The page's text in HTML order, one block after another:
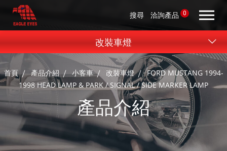
搜尋 洽詢產品 0
首頁 產品介紹 小客車 改裝車燈
FORD MUSTANG 1994-
1998 HEAD LAMP & PARK / SIGNAL / SIDE MARKER LAMP
產品介紹
改裝車燈